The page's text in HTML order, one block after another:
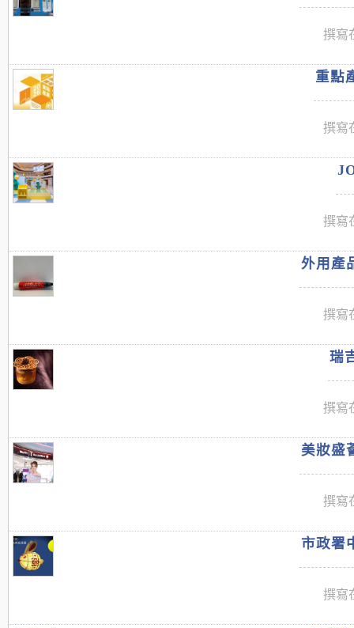
撰寫
重點
撰寫
撰寫
外用產
撰寫
瑞
撰寫
美妝盛
撰寫
市政署
撰寫